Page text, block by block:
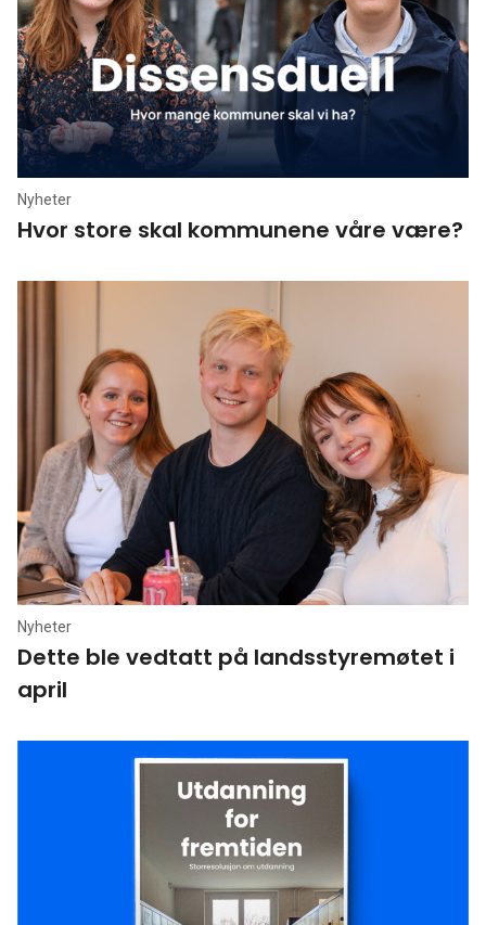
Nyheter
Hvor store skal kommunene våre være?
Nyheter
Dette ble vedtatt på landsstyremøtet i
april